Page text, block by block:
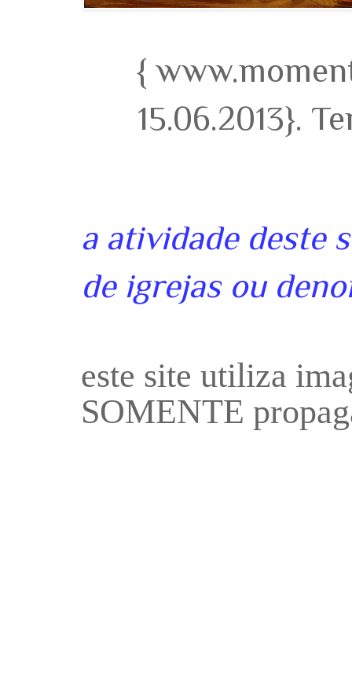
{
15.06.2013}.
a atividade deste
de igrejas ou
este site utiliza
SOMENTE